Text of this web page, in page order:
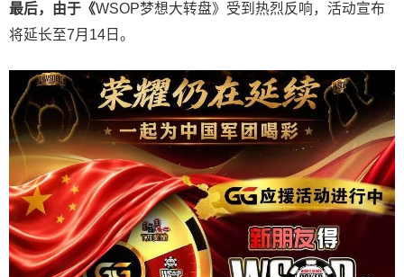
最后，由于《WSOP梦想大转盘》受到热烈反响，活动宣布
将延长至7月14日。